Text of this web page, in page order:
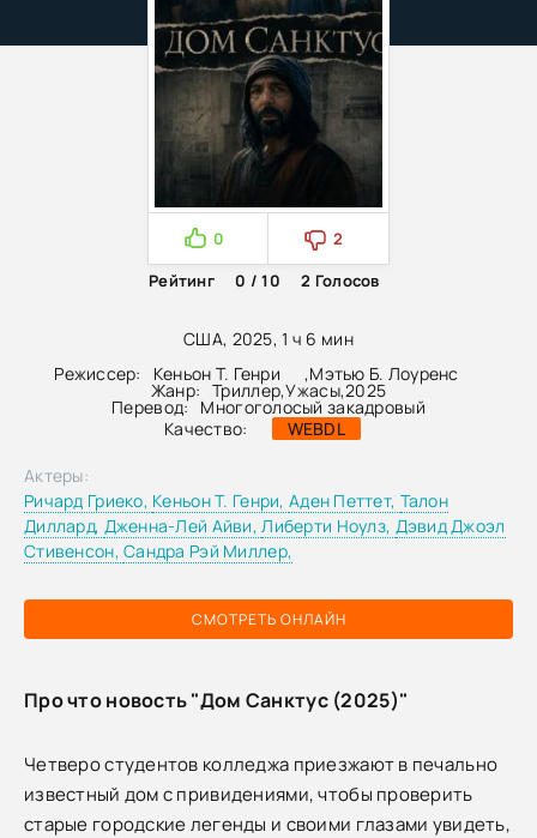
США, 2025, 1 ч 6 мин
Режиссер:
Кеньон Т. Генри ,Мэтью Б. Лоуренс
Жанр: Триллер,Ужасы,2025
Перевод: Многоголосый закадровый
Качество:
WEBDL
0
2
Рейтинг
0 / 10 2 Голосов
СМОТРЕТЬ ОНЛАЙН
Актеры:
Ричард Гриеко, Кеньон Т. Генри, Аден Петтет, Талон
Диллард, Дженна-Лей Айви,Либерти Ноулз, Дэвид Джоэл
Стивенсон,Сандра Рэй Миллер,
Про что новость "Дом Санктус (2025)"
Четверо студентов колледжа приезжают в печально
известный дом с привидениями, чтобы проверить
старые городские легенды и своими глазами увидеть,